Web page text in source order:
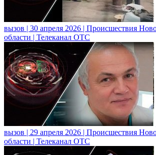
вызов | 30 апреля 2026 | Происшествия
области | Телеканал ОТС
вызов | 29 апреля 2026 | Происшествия
области | Телеканал ОТС